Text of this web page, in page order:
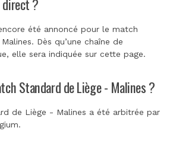
été annoncé pour le match
Dès qu’une chaîne de
elle sera indiquée sur cette page.
Standard de Liège - Malines ?
de Liège - Malines a été arbitrée par
.